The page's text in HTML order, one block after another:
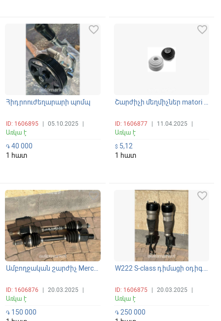
Հիդրոուժեղարարի պոմպ
ID: 1606895 05.10.2025
Առկա է
favorite_border
֏ 40 000
1 հատ
Շարժիչի մեղմիչներ matori padushka mercedes
ID: 1606877 11.04.2025
Առկա է
favorite_border
$5,12
1 հատ
Ամբողջական շարժիչ Mercedes-Benz S-class W222 դիմացի օրիգինալ գռանատ աջ և ձախ կողմի
ID: 1606876 20.03.2025
Առկա է
favorite_border
֏ 150 000
W222 S-class դիմացի օդիգինալ փուչիկներ
ID: 1606875 20.03.2025
Առկա է
favorite_border
֏250 000